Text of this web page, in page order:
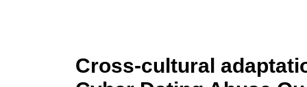
Cross-cultural